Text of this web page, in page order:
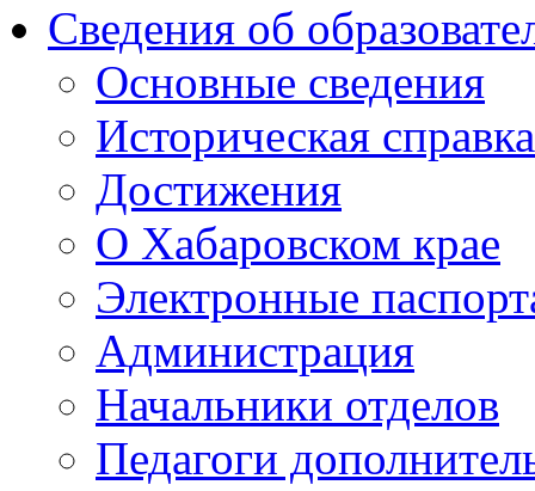
Сведения об
Основные сведения
Историческая справка
Достижения
О Хабаровском крае
Электронные
Администрация
Начальники отделов
Педагоги